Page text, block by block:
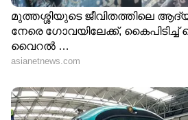
ദിവസങ്ങളെ കൂടുതൽ
Asianet News Malayalam
WDWeb Desk